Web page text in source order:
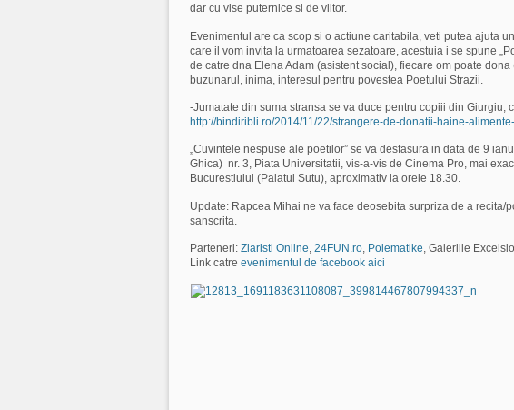
dar cu vise puternice si de viitor.
Evenimentul are ca scop si o actiune caritabila, veti putea ajuta
care il vom invita la urmatoarea sezatoare, acestuia i se spune
de catre dna Elena Adam (asistent social), fiecare om poate
buzunarul, inima, interesul pentru povestea Poetului Strazii.
-Jumatate din suma stransa se va duce pentru copiii din Giurgiu,
http://bindiribli.ro/2014/11/22/strangere-de-donatii-haine-
„Cuvintele nespuse ale poetilor” se va desfasura in data de 9
Ghica) nr. 3, Piata Universitatii, vis-a-vis de Cinema Pro, mai
Bucurestiului (Palatul Sutu), aproximativ la orele 18.30.
Update: Rapcea Mihai ne va face deosebita surpriza de a recita/
sanscrita.
Parteneri: Ziaristi Online, 24FUN.ro, Poiematike, Galeriile
Link catre evenimentul de facebook aici